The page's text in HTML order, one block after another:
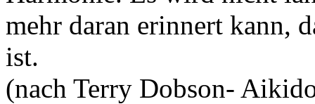
mehr daran erinnert kann,
ist.
(nach Terry Dobson-